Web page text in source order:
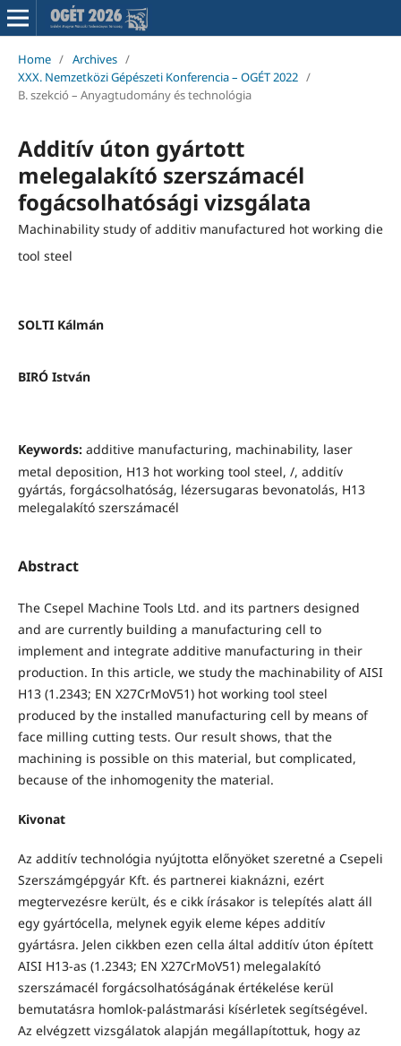
Home / Archives /
XXX. Nemzetközi Gépészeti Konferencia – OGÉT 2022 /
B. szekció – Anyagtudomány és technológia
Additív úton gyártott
melegalakító szerszámacél
fogácsolhatósági vizsgálata
Machinability study of additiv manufactured hot working die
tool steel
SOLTI Kálmán
BIRÓ István
Keywords: additive manufacturing, machinability, laser
metal deposition, H13 hot working tool steel, /, additív
gyártás, forgácsolhatóság, lézersugaras bevonatolás, H13
melegalakító szerszámacél
Abstract
The Csepel Machine Tools Ltd. and its partners designed
and are currently building a manufacturing cell to
implement and integrate additive manufacturing in their
production. In this article, we study the machinability of AISI
H13 (1.2343; EN X27CrMoV51) hot working tool steel
produced by the installed manufacturing cell by means of
face milling cutting tests. Our result shows, that the
machining is possible on this material, but complicated,
because of the inhomogenity the material.
Kivonat
Az additív technológia nyújtotta előnyöket szeretné a Csepeli
Szerszámgépgyár Kft. és partnerei kiaknázni, ezért
megtervezésre került, és e cikk írásakor is telepítés alatt áll
egy gyártócella, melynek egyik eleme képes additív
gyártásra. Jelen cikkben ezen cella által additív úton épített
AISI H13-as (1.2343; EN X27CrMoV51) melegalakító
szerszámacél forgácsolhatóságának értékelése kerül
bemutatásra homlok-palástmarási kísérletek segítségével.
Az elvégzett vizsgálatok alapján megállapítottuk, hogy az